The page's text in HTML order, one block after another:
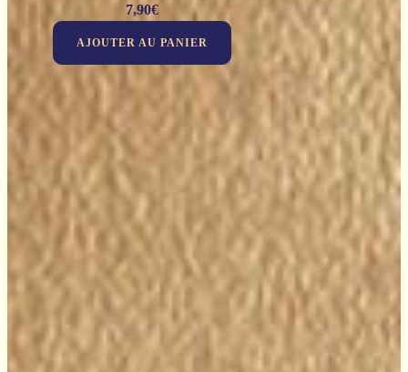
7,90€
AJOUTER AU PANIER